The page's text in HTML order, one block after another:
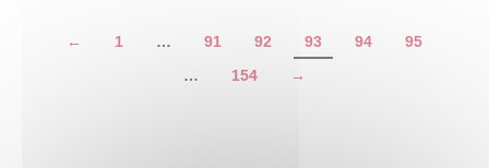
← 1 … 91 92 93 94
95
…
154 →